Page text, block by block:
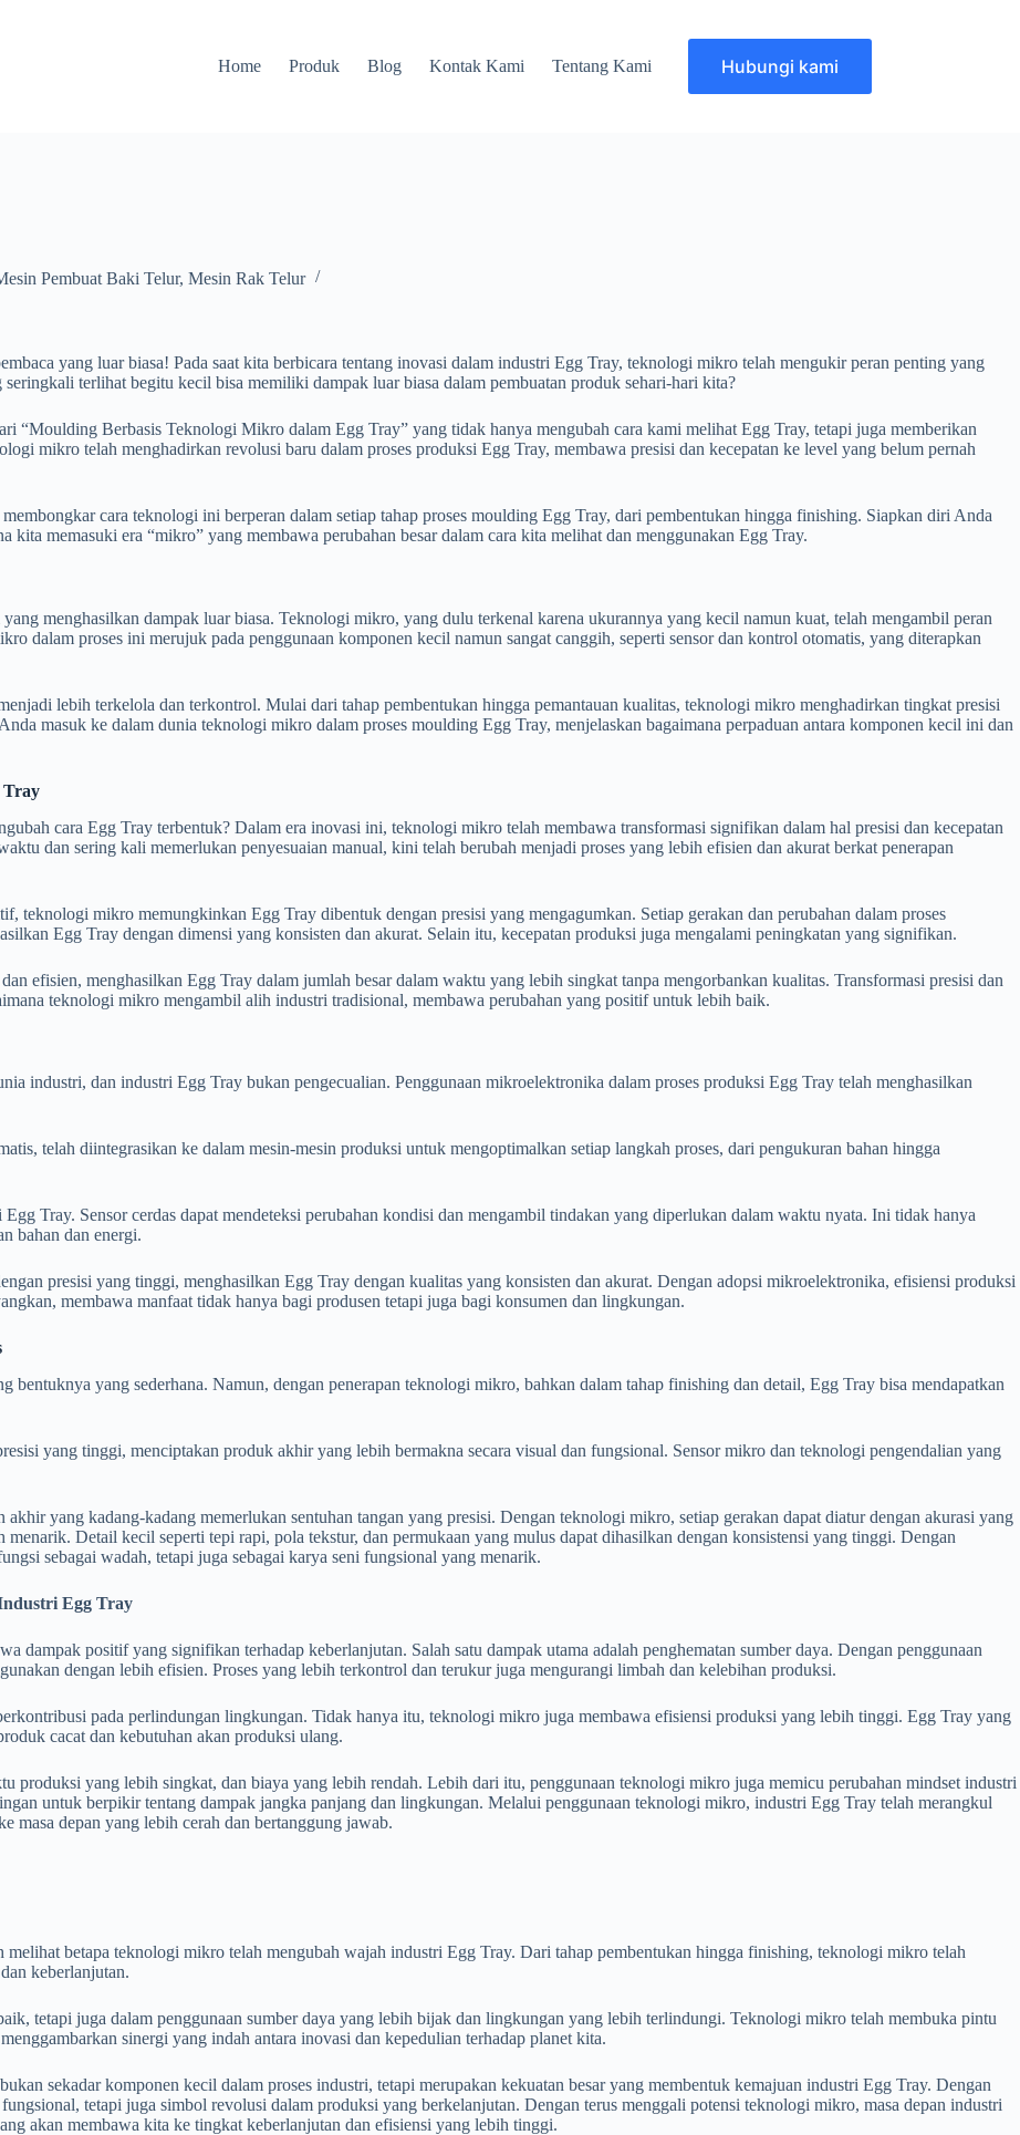
Home Produk Blog Kontak Kami Tentang Kami Hubungi kami
Pembuat Baki Telur, Mesin Rak Telur
yang luar biasa! Pada saat kita berbicara tentang inovasi dalam industri Egg Tray, teknologi mikro telah mengukir peran penting yang
terlihat begitu kecil bisa memiliki dampak luar biasa dalam pembuatan produk sehari-hari kita?
“Moulding Berbasis Teknologi Mikro dalam Egg Tray” yang tidak hanya mengubah cara kami melihat Egg Tray, tetapi juga memberikan
mikro telah menghadirkan revolusi baru dalam proses produksi Egg Tray, membawa presisi dan kecepatan ke level yang belum pernah
cara teknologi ini berperan dalam setiap tahap proses moulding Egg Tray, dari pembentukan hingga finishing. Siapkan diri Anda
memasuki era “mikro” yang membawa perubahan besar dalam cara kita melihat dan menggunakan Egg Tray.
menghasilkan dampak luar biasa. Teknologi mikro, yang dulu terkenal karena ukurannya yang kecil namun kuat, telah mengambil peran
dalam proses ini merujuk pada penggunaan komponen kecil namun sangat canggih, seperti sensor dan kontrol otomatis, yang diterapkan
lebih terkelola dan terkontrol. Mulai dari tahap pembentukan hingga pemantauan kualitas, teknologi mikro menghadirkan tingkat presisi
masuk ke dalam dunia teknologi mikro dalam proses moulding Egg Tray, menjelaskan bagaimana perpaduan antara komponen kecil ini dan
Tray
cara Egg Tray terbentuk? Dalam era inovasi ini, teknologi mikro telah membawa transformasi signifikan dalam hal presisi dan kecepatan
dan sering kali memerlukan penyesuaian manual, kini telah berubah menjadi proses yang lebih efisien dan akurat berkat penerapan
teknologi mikro memungkinkan Egg Tray dibentuk dengan presisi yang mengagumkan. Setiap gerakan dan perubahan dalam proses
Egg Tray dengan dimensi yang konsisten dan akurat. Selain itu, kecepatan produksi juga mengalami peningkatan yang signifikan.
efisien, menghasilkan Egg Tray dalam jumlah besar dalam waktu yang lebih singkat tanpa mengorbankan kualitas. Transformasi presisi dan
teknologi mikro mengambil alih industri tradisional, membawa perubahan yang positif untuk lebih baik.
industri, dan industri Egg Tray bukan pengecualian. Penggunaan mikroelektronika dalam proses produksi Egg Tray telah menghasilkan
telah diintegrasikan ke dalam mesin-mesin produksi untuk mengoptimalkan setiap langkah proses, dari pengukuran bahan hingga
Tray. Sensor cerdas dapat mendeteksi perubahan kondisi dan mengambil tindakan yang diperlukan dalam waktu nyata. Ini tidak hanya
bahan dan energi.
presisi yang tinggi, menghasilkan Egg Tray dengan kualitas yang konsisten dan akurat. Dengan adopsi mikroelektronika, efisiensi produksi
membawa manfaat tidak hanya bagi produsen tetapi juga bagi konsumen dan lingkungan.
yang sederhana. Namun, dengan penerapan teknologi mikro, bahkan dalam tahap finishing dan detail, Egg Tray bisa mendapatkan
yang tinggi, menciptakan produk akhir yang lebih bermakna secara visual dan fungsional. Sensor mikro dan teknologi pengendalian yang
yang kadang-kadang memerlukan sentuhan tangan yang presisi. Dengan teknologi mikro, setiap gerakan dapat diatur dengan akurasi yang
Detail kecil seperti tepi rapi, pola tekstur, dan permukaan yang mulus dapat dihasilkan dengan konsistensi yang tinggi. Dengan
sebagai wadah, tetapi juga sebagai karya seni fungsional yang menarik.
Egg Tray
dampak positif yang signifikan terhadap keberlanjutan. Salah satu dampak utama adalah penghematan sumber daya. Dengan penggunaan
dengan lebih efisien. Proses yang lebih terkontrol dan terukur juga mengurangi limbah dan kelebihan produksi.
pada perlindungan lingkungan. Tidak hanya itu, teknologi mikro juga membawa efisiensi produksi yang lebih tinggi. Egg Tray yang
cacat dan kebutuhan akan produksi ulang.
produksi yang lebih singkat, dan biaya yang lebih rendah. Lebih dari itu, penggunaan teknologi mikro juga memicu perubahan mindset industri
untuk berpikir tentang dampak jangka panjang dan lingkungan. Melalui penggunaan teknologi mikro, industri Egg Tray telah merangkul
masa depan yang lebih cerah dan bertanggung jawab.
melihat betapa teknologi mikro telah mengubah wajah industri Egg Tray. Dari tahap pembentukan hingga finishing, teknologi mikro telah
keberlanjutan.
tetapi juga dalam penggunaan sumber daya yang lebih bijak dan lingkungan yang lebih terlindungi. Teknologi mikro telah membuka pintu
sinergi yang indah antara inovasi dan kepedulian terhadap planet kita.
sekadar komponen kecil dalam proses industri, tetapi merupakan kekuatan besar yang membentuk kemajuan industri Egg Tray. Dengan
tetapi juga simbol revolusi dalam produksi yang berkelanjutan. Dengan terus menggali potensi teknologi mikro, masa depan industri
akan membawa kita ke tingkat keberlanjutan dan efisiensi yang lebih tinggi.